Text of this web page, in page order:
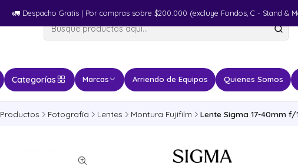
Categorías Marcas Arriendo de Equipos Quienes Somos
🚛​ Despacho Gratis | Por compras sobre $200.000 (excluye Fondos, C - Stand &
Productos Fotografía Lentes Montura Fujifilm Lente Sigma 17-40mm f/